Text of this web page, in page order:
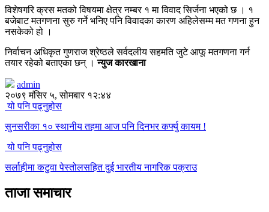
विशेषगरि क्रस मतको विषयमा क्षेत्र नम्बर १ मा विवाद सिर्जना भएको छ । १
बजेबाट मतगणना सुरु गर्ने भनिए पनि विवादका कारण अहिलेसम्म मत गणना हुन
नसकेको हो ।
निर्वाचन अधिकृत गुणराज श्रेष्ठले सर्वदलीय सहमति जुटे आफू मतगणना गर्न
तयार रहेको बताएका छन् ।न्युज कारखाना
admin
२०७९ मंसिर ५, सोमबार १२:४४
यो पनि पढ्नुहोस
सुनसरीका १० स्थानीय तहमा आज पनि दिनभर कर्फ्यु कायम !
यो पनि पढ्नुहोस
सर्लाहीमा कटुवा पेस्तोलसहित दुई भारतीय नागरिक पक्राउ
ताजा समाचार